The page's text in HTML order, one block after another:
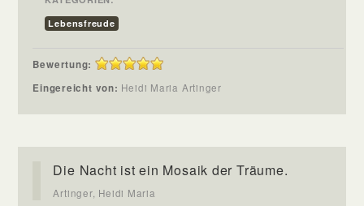
Lebensfreude
Bewertung:
Eingereicht von: Heidi Maria Artinger
Die Nacht ist ein Mosaik der Träume.
Artinger, Heidi Maria